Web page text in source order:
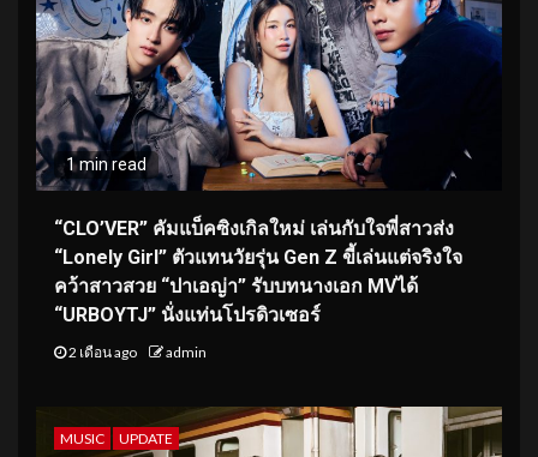
1 min read
“CLO’VER” คัมแบ็คซิงเกิลใหม่ เล่นกับใจพี่สาวส่ง
“Lonely Girl” ตัวแทนวัยรุ่น Gen Z ขี้เล่นแต่จริงใจ
คว้าสาวสวย “ปาเอญ่า” รับบทนางเอก MVได้
“URBOYTJ” นั่งแท่นโปรดิวเซอร์
2 เดือน ago admin
MUSIC UPDATE